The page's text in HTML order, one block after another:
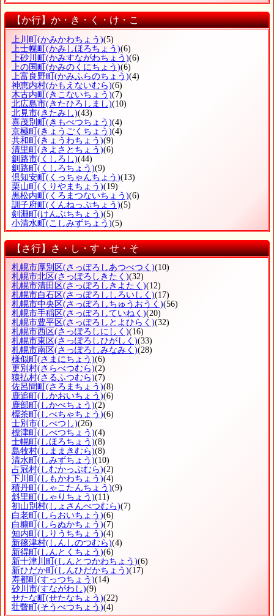
【か行】か・き・く・け・こ
上川町(かみかわちょう)(5)
上士幌町(かみしほろちょう)(6)
上砂川町(かみすながわちょう)(6)
上の国町(かみのくにちょう)(6)
上富良野町(かみふらのちょう)(4)
神恵内村(かもえないむら)(6)
木古内町(きこないちょう)(7)
北広島市(きたひろしまし)(10)
北見市(きたみし)(43)
喜茂別町(きもべつちょう)(4)
京極町(きょうごくちょう)(4)
共和町(きょうわちょう)(9)
清里町(きよさとちょう)(6)
釧路市(くしろし)(44)
釧路町(くしろちょう)(9)
倶知安町(くっちゃんちょう)(13)
栗山町(くりやまちょう)(19)
黒松内町(くろまつないちょう)(6)
訓子府町(くんねっぷちょう)(5)
剣淵町(けんぶちちょう)(5)
小清水町(こしみずちょう)(5)
【さ行】さ・し・す・せ・そ
札幌市厚別区(さっぽろしあつべつく)(10)
札幌市北区(さっぽろしきたく)(32)
札幌市清田区(さっぽろしきよたく)(12)
札幌市白石区(さっぽろししろいしく)(17)
札幌市中央区(さっぽろしちゅうおうく)(56)
札幌市手稲区(さっぽろしていねく)(20)
札幌市豊平区(さっぽろしとよひらく)(32)
札幌市西区(さっぽろしにしく)(16)
札幌市東区(さっぽろしひがしく)(33)
札幌市南区(さっぽろしみなみく)(28)
様似町 (さまにちょう)(6)
更別村(さらべつむら)(2)
猿払村(さるふつむら)(7)
佐呂間町 (さろまちょう)(8)
鹿追町 (しかおいちょう)(6)
鹿部町 (しかべちょう)(2)
標茶町 (しべちゃちょう)(6)
士別市(しべつし)(26)
標津町 (しべつちょう)(4)
士幌町 (しほろちょう)(8)
島牧村(しままきむら)(8)
清水町 (しみずちょう)(10)
占冠村(しむかっぷむら)(2)
下川町 (しもかわちょう)(4)
積丹町 (しゃこたんちょう)(9)
斜里町 (しゃりちょう)(11)
初山別村(しょさんべつむら)(7)
白老町 (しらおいちょう)(6)
白糠町 (しらぬかちょう)(7)
知内町 (しりうちちょう)(4)
新篠津村(しんしのつむら)(4)
新得町 (しんとくちょう)(6)
新十津川町 (しんとつかわちょう)(6)
新ひだか町 (しんひだかちょう)(17)
寿都町 (すっつちょう)(14)
砂川市(すながわし)(9)
せたな町 (せたなちょう)(22)
壮瞥町 (そうべつちょう)(4)